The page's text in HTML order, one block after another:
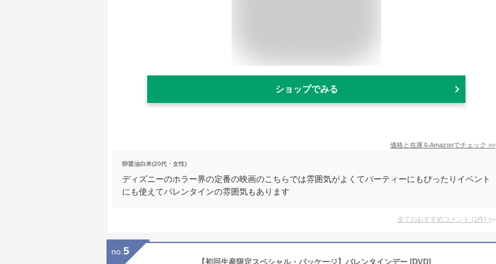
ショップでみる
価格と在庫をAmazonでチェック >>
卵醤油白米(20代・女性)
ディズニーのホラー界の定番の映画のこちらでは雰囲気がよくてパーティーにもぴったりイベント
にも使えてバレンタインの雰囲気もあります
全てのおすすめコメント (1件) >
no. 5
【初回生産限定スペシャル・パッケージ】バレンタインデー [DVD]